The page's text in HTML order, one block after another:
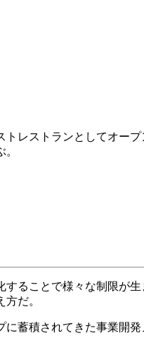
レストランとしてオー
ることで様々な制限が
だ。
蓄積されてきた事業開